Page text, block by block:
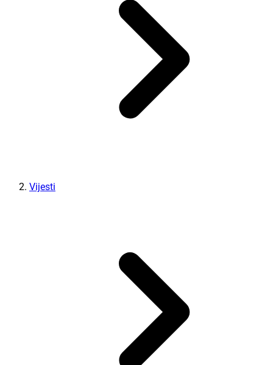
Vijesti